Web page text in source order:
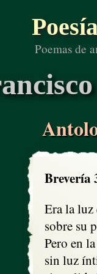
Poemas de
Brevería
Era la
sobre su
Pero en
sin luz